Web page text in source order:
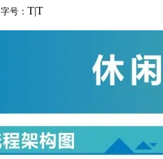
字号： T|T